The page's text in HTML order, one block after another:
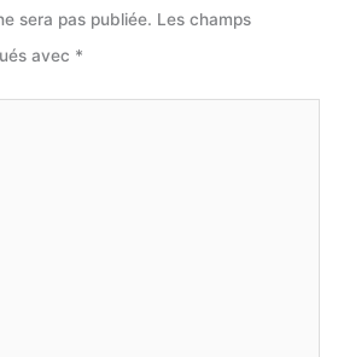
sera pas publiée. Les champs
avec *